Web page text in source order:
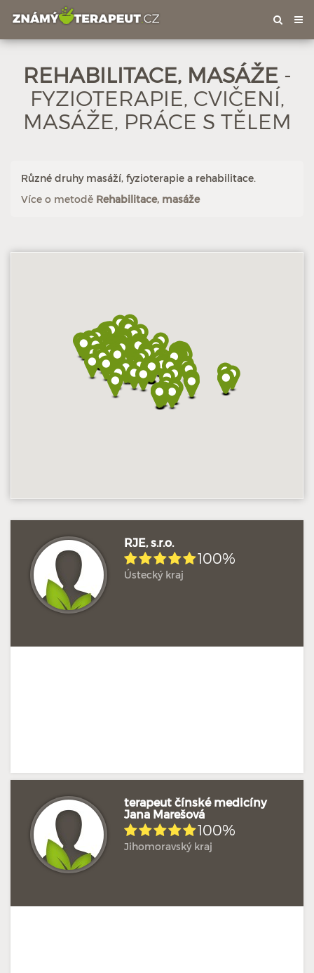
REHABILITACE, MASÁŽE -
FYZIOTERAPIE, CVIČENÍ,
MASÁŽE, PRÁCE S TĚLEM
Různé druhy masáží, fyzioterapie a rehabilitace.
Více o metodě Rehabilitace, masáže
RJE, s.r.o.
100%
Ústecký kraj
terapeut čínské medicíny
Jana Marešová
100%
Jihomoravský kraj
Hodnoceno: 1×
Hodnoceno: 18×
Hodnoceno: 1× Profil terapeuta